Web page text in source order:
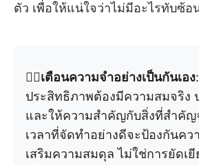
ตัว เพื่อให้แน่ใจว่าไม่มีอะไรทับซ้
👉🏼เตือนความจำอย่างเป็นกันเอง
ประสิทธิภาพต้องมีความสมจริง
และให้ความสำคัญกับสิ่งที่สำคัญ
เวลาที่จัดทำอย่างดีจะป้องกันคว
เสริมความสมดุล ไม่ใช่การยัดเ